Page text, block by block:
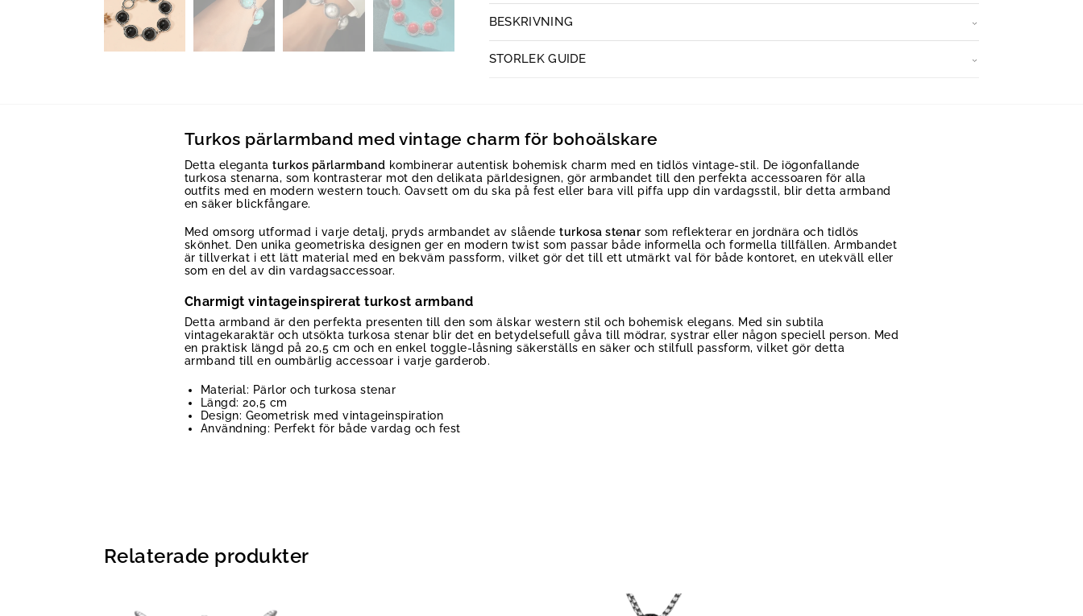
BESKRIVNING
STORLEK GUIDE
Turkos pärlarmband med vintage charm för bohoälskare
Detta elegantaturkos pärlarmband kombinerar autentisk bohemisk charm med en tidlös vintage-stil. De iögonfallande
turkosa stenarna, som kontrasterar mot den delikata pärldesignen, gör armbandet till den perfekta accessoaren för alla
outfits med en modern western touch. Oavsett om du ska på fest eller bara vill piffa upp din vardagsstil, blir detta armband
en säker blickfångare.
Med omsorg utformad i varje detalj, pryds armbandet av slåendeturkosa stenar som reflekterar en jordnära och tidlös
skönhet. Den unika geometriska designen ger en modern twist som passar både informella och formella tillfällen. Armbandet
är tillverkat i ett lätt material med en bekväm passform, vilket gör det till ett utmärkt val för både kontoret, en utekväll eller
som en del av din vardagsaccessoar.
Charmigt vintageinspirerat turkost armband
Detta armband är den perfekta presenten till den som älskar western stil och bohemisk elegans. Med sin subtila
vintagekaraktär och utsökta turkosa stenar blir det en betydelsefull gåva till mödrar, systrar eller någon speciell person. Med
en praktisk längd på 20,5 cm och en enkel toggle-låsning säkerställs en säker och stilfull passform, vilket gör detta
armband till en oumbärlig accessoar i varje garderob.
Material: Pärlor och turkosa stenar
Längd: 20,5 cm
Design: Geometrisk med vintageinspiration
Användning: Perfekt för både vardag och fest
Relaterade produkter